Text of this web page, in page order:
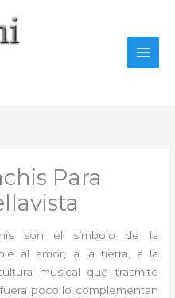
Para
son el símbolo de la
al amor, a la tierra, a la
musical que trasmite
poco lo complementan